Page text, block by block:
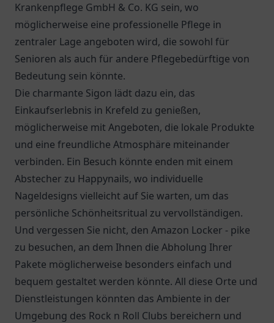
Krankenpflege GmbH & Co. KG sein, wo
möglicherweise eine professionelle Pflege in
zentraler Lage angeboten wird, die sowohl für
Senioren als auch für andere Pflegebedürftige von
Bedeutung sein könnte.
Die charmante Sigon lädt dazu ein, das
Einkaufserlebnis in Krefeld zu genießen,
möglicherweise mit Angeboten, die lokale Produkte
und eine freundliche Atmosphäre miteinander
verbinden. Ein Besuch könnte enden mit einem
Abstecher zu Happynails, wo individuelle
Nageldesigns vielleicht auf Sie warten, um das
persönliche Schönheitsritual zu vervollständigen.
Und vergessen Sie nicht, den Amazon Locker - pike
zu besuchen, an dem Ihnen die Abholung Ihrer
Pakete möglicherweise besonders einfach und
bequem gestaltet werden könnte. All diese Orte und
Dienstleistungen könnten das Ambiente in der
Umgebung des Rock n Roll Clubs bereichern und